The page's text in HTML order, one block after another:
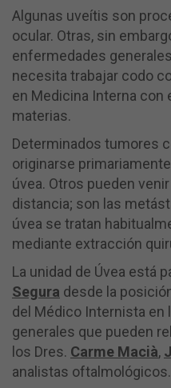
Algunas uveítis son
ocular. Otras, sin
enfermedades
necesita trabajar codo
en Medicina Interna con
materias.
Determinados tumores
originarse
úvea. Otros pueden
distancia; son las
úvea se tratan
mediante extracción
La unidad de Úvea está
Segura desde la
del Médico Internista en
generales que pueden
los Dres. Carme Macià,
analistas oftalmológicos.